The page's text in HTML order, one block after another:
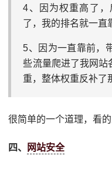
4、因为权重高了
了，我的排名就一直
5、因为一直靠前，
些流量爬进了我网站
重，整体权重反补了
很简单的一个道理，看
四、 网站安全